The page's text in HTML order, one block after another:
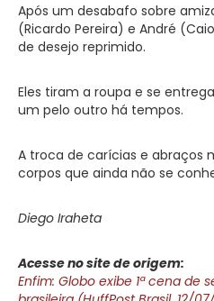
Após um desabafo sobre
(Ricardo Pereira) e André
de desejo reprimido.
Eles tiram a roupa e se
um pelo outro há tempos.
A troca de carícias e abraços
corpos que ainda não se
Diego Iraheta
Acesse no site de origem:
Enfim: Globo exibe 1ª cena de